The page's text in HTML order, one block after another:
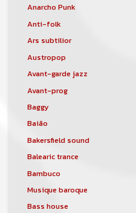
Anarcho Punk
Anti-folk
Ars subtilior
Austropop
Avant-garde jazz
Avant-prog
Baggy
Baião
Bakersfield sound
Balearic trance
Bambuco
Musique baroque
Bass house